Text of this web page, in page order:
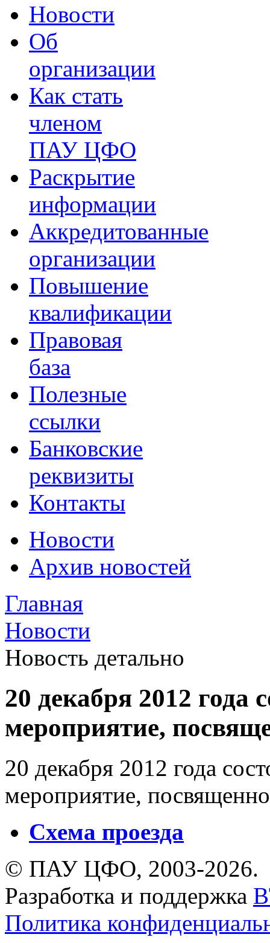
Новости
Об
организации
Как стать
членом
ПАУ ЦФО
Раскрытие
информации
Аккредитованные
организации
Повышение
квалификации
Правовая
база
Полезные
ссылки
Банковские
реквизиты
Контакты
Новости
Архив новостей
Главная
Новости
Новость детально
20 декабря 2012 года
мероприятие,
20 декабря 2012 года
мероприятие,
Схема проезда
© ПАУ ЦФО, 2003-2026.
Разработка и поддержка
Политика